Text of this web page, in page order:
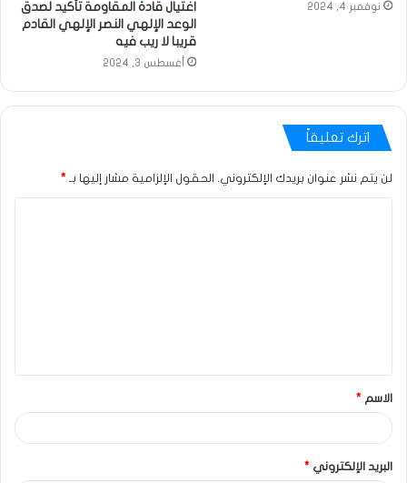
نوفمبر 4, 2024
اغتيال قادة المقاومة تأكيد لصدق
الوعد الإلهي النصر الإلهي القادم
قريبا لا ريب فيه
أغسطس 3, 2024
اترك تعليقاً
لن يتم نشر عنوان بريدك الإلكتروني. الحقول الإلزامية مشار إليها بـ *
الاسم *
البريد الإلكتروني *